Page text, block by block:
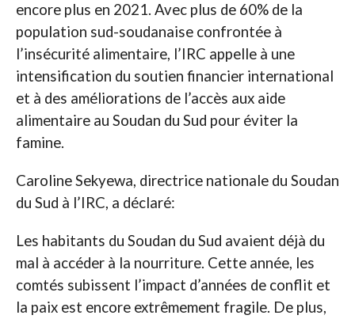
encore plus en 2021. Avec plus de 60% de la
population sud-soudanaise confrontée à
l’insécurité alimentaire, l’IRC appelle à une
intensification du soutien financier international
et à des améliorations de l’accès aux aide
alimentaire au Soudan du Sud pour éviter la
famine.
Caroline Sekyewa, directrice nationale du Soudan
du Sud à l’IRC, a déclaré:
Les habitants du Soudan du Sud avaient déjà du
mal à accéder à la nourriture. Cette année, les
comtés subissent l’impact d’années de conflit et
la paix est encore extrêmement fragile. De plus,